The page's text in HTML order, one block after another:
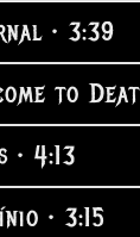
• 3:39
to
• 4:13
• 3:15